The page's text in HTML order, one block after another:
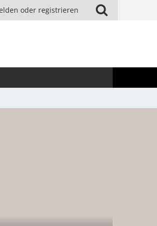
oder registrieren